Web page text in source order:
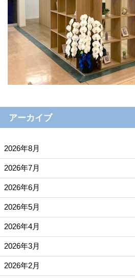
アーカイブ
2026年8月
2026年7月
2026年6月
2026年5月
2026年4月
2026年3月
2026年2月